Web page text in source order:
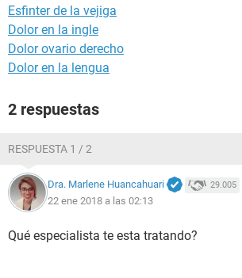
Esfinter de la vejiga
Dolor en la ingle
Dolor ovario derecho
Dolor en la lengua
2 respuestas
RESPUESTA 1 / 2
Dra. Marlene Huancahuari 29.005
22 ene 2018 a las 02:13
Qué especialista te esta tratando?